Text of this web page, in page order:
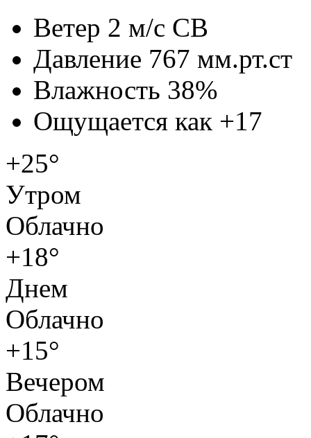
Ветер 2 м/с СВ
Давление 767 мм.рт.ст
Влажность 38%
Ощущается как +17
+25°
Утром
Облачно
+18°
Днем
Облачно
+15°
Вечером
Облачно